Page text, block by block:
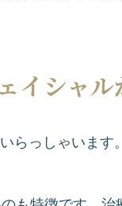
イシャ
っしゃいま